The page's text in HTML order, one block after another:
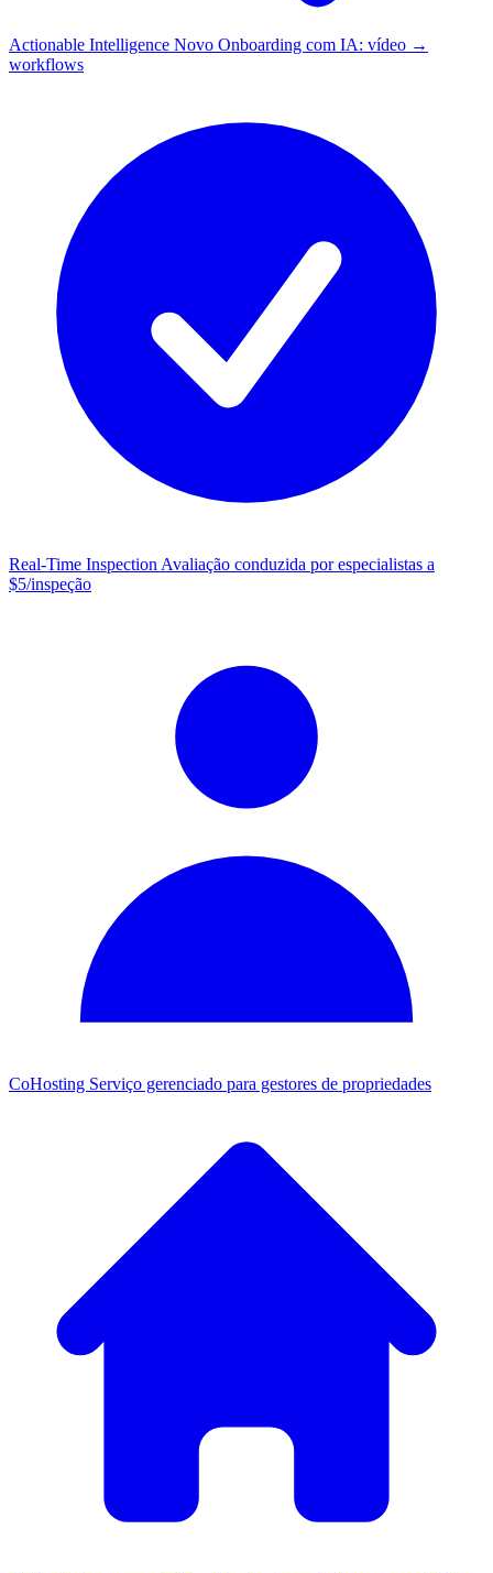
Actionable Intelligence Novo Onboarding com IA: vídeo →
workflows
Real-Time Inspection Avaliação conduzida por especialistas a
$5/inspeção
CoHosting Serviço gerenciado para gestores de propriedades